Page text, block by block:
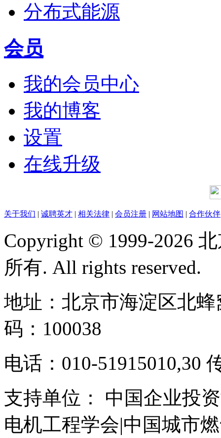
分布式能源
会员
我的会员中心
我的博客
设置
在线升级
关于我们 | 诚聘英才 | 相关法律 | 会员注册 | 网站地图 | 合作伙伴
Copyright © 1999-2026
所有. All rights reserved.
地址：北京市海淀区北
码：100038
电话：010-51915010,30
支持单位： 中国企业投
电机工程学会|中国城市